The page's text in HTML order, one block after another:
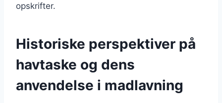
opskrifter.
Historiske perspektiver på
havtaske og dens
anvendelse i madlavning